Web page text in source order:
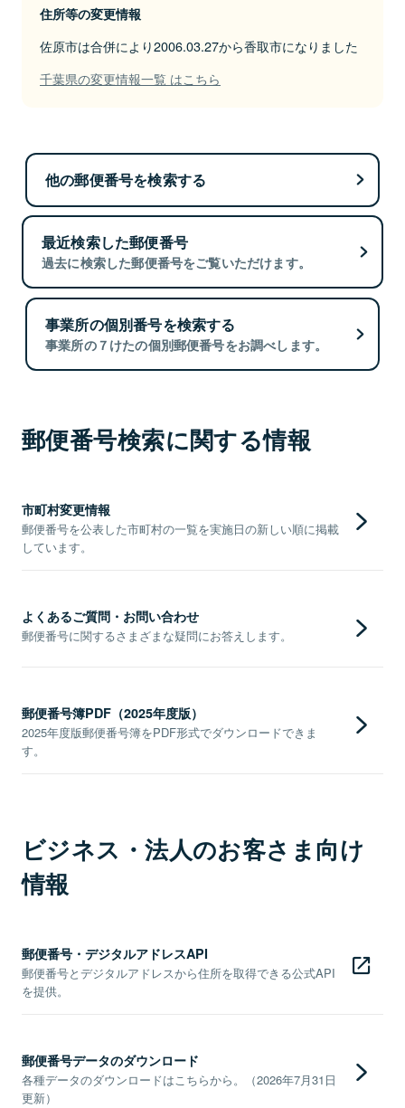
住所等の変更情報
佐原市は合併により2006.03.27から香取市になりました
千葉県の変更情報一覧 はこちら
他の郵便番号を検索する
最近検索した郵便番号
過去に検索した郵便番号をご覧いただけます。
事業所の個別番号を検索する
事業所の７けたの個別郵便番号をお調べします。
郵便番号検索に関する情報
市町村変更情報
郵便番号を公表した市町村の一覧を実施日の新しい順に掲載
しています。
よくあるご質問・お問い合わせ
郵便番号に関するさまざまな疑問にお答えします。
郵便番号簿PDF（2025年度版）
2025年度版郵便番号簿をPDF形式でダウンロードできま
す。
ビジネス・法人のお客さま向け
情報
郵便番号・デジタルアドレスAPI
郵便番号とデジタルアドレスから住所を取得できる公式API
を提供。
郵便番号データのダウンロード
各種データのダウンロードはこちらから。（2026年7月31日
更新）